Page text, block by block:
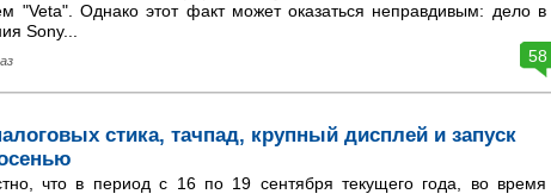
"Veta". Однако этот факт может оказаться неправдивым: дело в
Sony...
58
стика, тачпад, крупный дисплей и запуск
что в период с 16 по 19 сентября текущего года, во время